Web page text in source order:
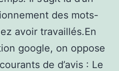
des mots-
avoir travaillés.En
google, on oppose
de d’avis : Le